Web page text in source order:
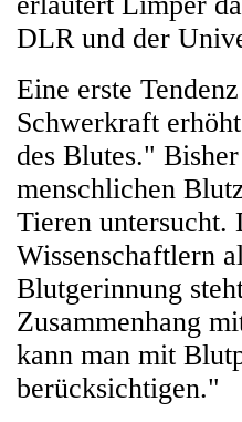
DLR und der
Eine erste
Schwerkraft
des Blutes."
menschlichen
Tieren untersucht.
Wissenschaftlern
Blutgerinnung
Zusammenhang
kann man mit
berücksichtigen."